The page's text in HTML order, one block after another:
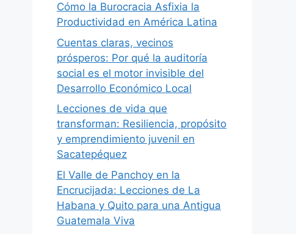
Cómo la Burocracia Asfixia la
Productividad en América Latina
Cuentas claras, vecinos
prósperos: Por qué la auditoría
social es el motor invisible del
Desarrollo Económico Local
Lecciones de vida que
transforman: Resiliencia, propósito
y emprendimiento juvenil en
Sacatepéquez
El Valle de Panchoy en la
Encrucijada: Lecciones de La
Habana y Quito para una Antigua
Guatemala Viva